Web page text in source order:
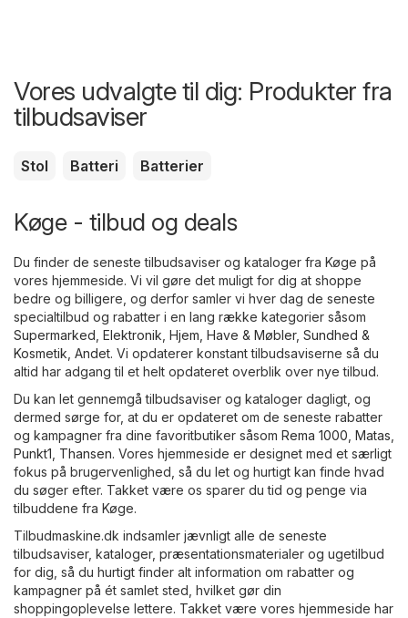
Vores udvalgte til dig: Produkter fra
tilbudsaviser
Stol Batteri Batterier
Køge - tilbud og deals
Du finder de seneste tilbudsaviser og kataloger fra Køge på
vores hjemmeside. Vi vil gøre det muligt for dig at shoppe
bedre og billigere, og derfor samler vi hver dag de seneste
specialtilbud og rabatter i en lang række kategorier såsom
Supermarked Elektronik Hjem, Have & Møbler, Sundhed &
Kosmetik Andet. Vi opdaterer konstant tilbudsaviserne så du
altid har adgang til et helt opdateret overblik over nye tilbud.
Du kan let gennemgå tilbudsaviser og kataloger dagligt, og
dermed sørge for, at du er opdateret om de seneste rabatter
og kampagner fra dine favoritbutiker såsom Rema 1000 Matas
Punkt1 Thansen. Vores hjemmeside er designet med et særligt
fokus på brugervenlighed, så du let og hurtigt kan finde hvad
du søger efter. Takket være os sparer du tid og penge via
tilbuddene fra Køge.
Tilbudmaskine.dk indsamler jævnligt alle de seneste
tilbudsaviser, kataloger, præsentationsmaterialer og ugetilbud
for dig, så du hurtigt finder alt information om rabatter og
kampagner på ét samlet sted, hvilket gør din
shoppingoplevelse lettere. Takket være vores hjemmeside har